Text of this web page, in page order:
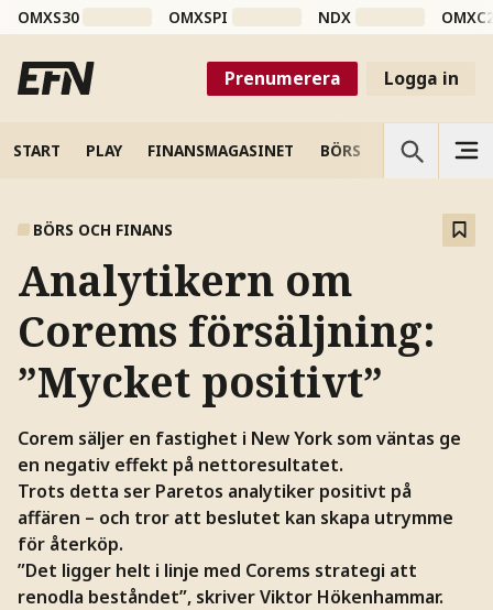
OMXS30 OMXSPI NDX
Prenumerera Logga in
START PLAY FINANSMAGASINET BÖRS VETENSKAP
BÖRS OCH FINANS
Analytikern om
Corems försäljning:
”Mycket positivt”
Corem säljer en fastighet i New York som väntas ge
en negativ effekt på nettoresultatet.
Trots detta ser Paretos analytiker positivt på
affären – och tror att beslutet kan skapa utrymme
för återköp.
”Det ligger helt i linje med Corems strategi att
renodla beståndet”, skriver Viktor Hökenhammar.